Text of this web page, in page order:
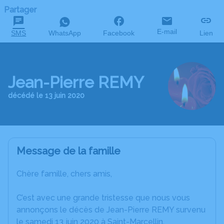
Partager
SMS WhatsApp Facebook E-mail Lien
Jean-Pierre REMY
décédé le 13 juin 2020
Message de la famille
Chère famille, chers amis,
C’est avec une grande tristesse que nous vous
annonçons le décès de Jean-Pierre REMY survenu
le samedi 13 juin 2020 à Saint-Marcellin.